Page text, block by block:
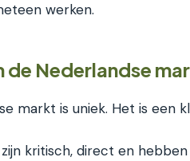
werken.
de Nederlandse
markt is uniek. Het is een
kritisch, direct en